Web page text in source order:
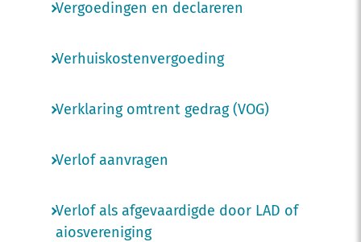
Vergoedingen en declareren
Verhuiskostenvergoeding
Verklaring omtrent gedrag (VOG)
Verlof aanvragen
Verlof als afgevaardigde door LAD of
aiosvereniging